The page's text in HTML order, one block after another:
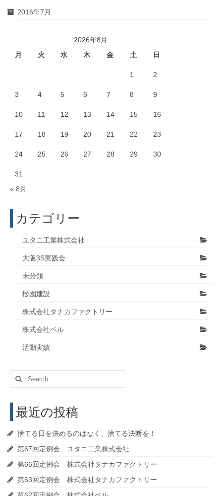
2016年7月
2026年8月
月
火 水 木 金 土 日
1 2
3 4 5 6 7 8 9
10 11 12 13 14 15 16
17 18 19 20 21 22 23
24 25 26 27 28 29 30
31
« 8月
カテゴリー
ユタニ工業株式会社
大阪3S実践会
未分類
松園建設
株式会社タナカファクトリー
株式会社ベル
活動実績
Search
for:
最近の投稿
捨てる日を決めるのはなく、捨てる決断を！
第67回定例会 ユタニ工業株式会社
第66回定例会 株式会社タナカファクトリー
第63回定例会 株式会社タナカファクトリー